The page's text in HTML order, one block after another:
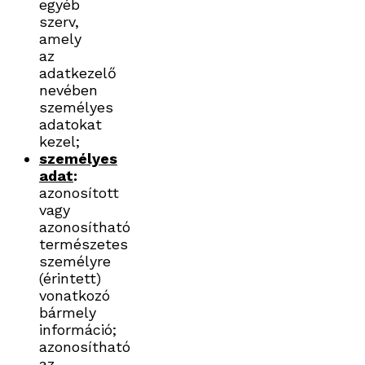
egyéb
szerv,
amely
az
adatkezelő
nevében
személyes
adatokat
kezel;
személyes
adat:
azonosított
vagy
azonosítható
természetes
személyre
(érintett)
vonatkozó
bármely
információ;
azonosítható